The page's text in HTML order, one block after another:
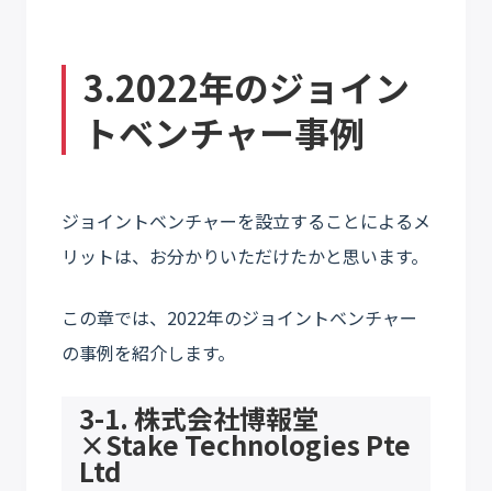
3.2022年のジョイン
トベンチャー事例
ジョイントベンチャーを設立することによるメ
リットは、お分かりいただけたかと思います。
この章では、2022年のジョイントベンチャー
の事例を紹介します。
3-1. 株式会社博報堂
×Stake Technologies Pte
Ltd